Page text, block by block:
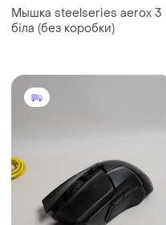
Мышка steelseries aerox 3
біла (без коробки)